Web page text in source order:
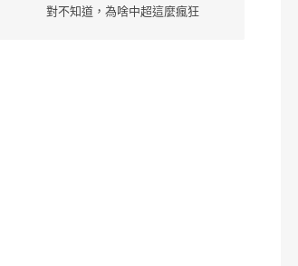
對不知道，為啥中超這麼瘋狂